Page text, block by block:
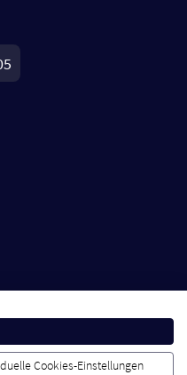
Cookies-Einstellungen